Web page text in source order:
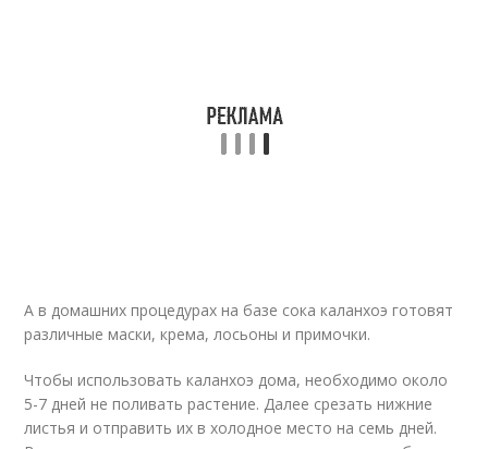
А в домашних процедурах на базе сока каланхоэ готовят
различные маски, крема, лосьоны и примочки.
Чтобы использовать каланхоэ дома, необходимо около
5-7 дней не поливать растение. Далее срезать нижние
листья и отправить их в холодное место на семь дней.